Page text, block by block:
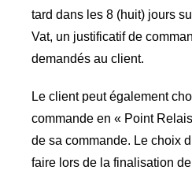
tard dans les 8 (huit) jours
Vat, un justificatif de
demandés au client.
Le client peut également
commande en « Point
de sa commande. Le choix
faire lors de la finalisation